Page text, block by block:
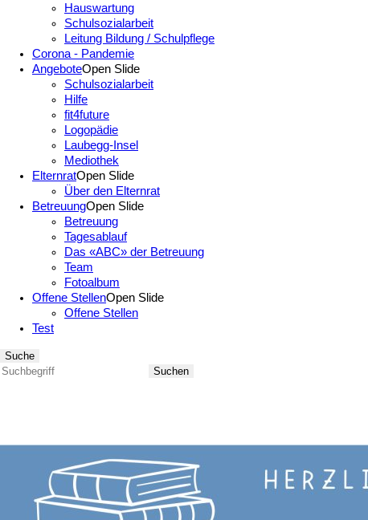
Hauswartung
Schulsozialarbeit
Leitung Bildung / Schulpflege
Corona - Pandemie
AngeboteOpen Slide
Schulsozialarbeit
Hilfe
fit4future
Logopädie
Laubegg-Insel
Mediothek
ElternratOpen Slide
Über den Elternrat
BetreuungOpen Slide
Betreuung
Tagesablauf
Das «ABC» der Betreuung
Team
Fotoalbum
Offene StellenOpen Slide
Offene Stellen
Test
Suche
Suchen